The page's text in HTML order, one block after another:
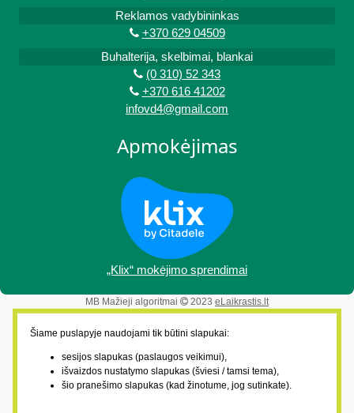
Reklamos vadybininkas
+370 629 04509
Buhalterija, skelbimai, blankai
(0 310) 52 343
+370 616 41202
infovd4@gmail.com
Apmokėjimas
„Klix“ mokėjimo sprendimai
MB Mažieji algoritmai 2023 eLaikrastis.lt
Šiame puslapyje naudojami tik būtini slapukai:
sesijos slapukas (paslaugos veikimui),
išvaizdos nustatymo slapukas (šviesi / tamsi tema),
šio pranešimo slapukas (kad žinotume, jog sutinkate).